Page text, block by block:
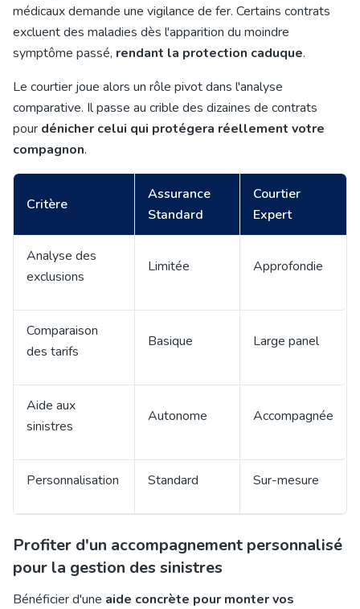
médicaux demande une vigilance de fer. Certains contrats
excluent des maladies dès l'apparition du moindre
symptôme passé, rendant la protection caduque.
Le courtier joue alors un rôle pivot dans l'analyse
comparative. Il passe au crible des dizaines de contrats
pour dénicher celui qui protégera réellement votre
compagnon.
Critère
Assurance
Standard
Courtier
Expert
Analyse des
exclusions
Limitée Approfondie
Comparaison
des tarifs
Basique Large panel
Aide aux
sinistres
Autonome Accompagnée
Personnalisation Standard Sur-mesure
Profiter d'un accompagnement personnalisé
pour la gestion des sinistres
Bénéficier d'une aide concrète pour monter vos